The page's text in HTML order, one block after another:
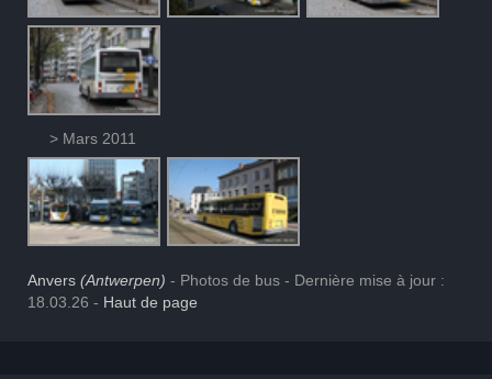
> Mars 2011
Anvers (Antwerpen) - Photos de bus - Dernière mise à jour :
18.03.26 - Haut de page